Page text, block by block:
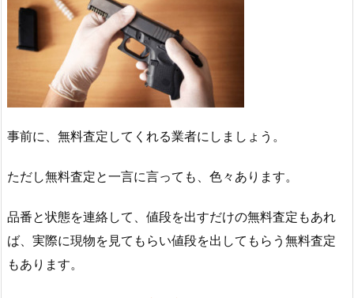
事前に、無料査定してくれる業者にしましょう。
ただし無料査定と一言に言っても、色々あります。
品番と状態を連絡して、値段を出すだけの無料査定もあれ
ば、実際に現物を見てもらい値段を出してもらう無料査定
もあります。